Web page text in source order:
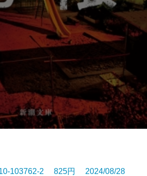
103762-2 825円 2024/08/28